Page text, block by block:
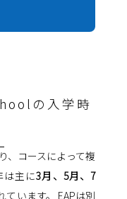
の入学時
、コースによって複
は主に3月、5月、7
ています。 EAPは別